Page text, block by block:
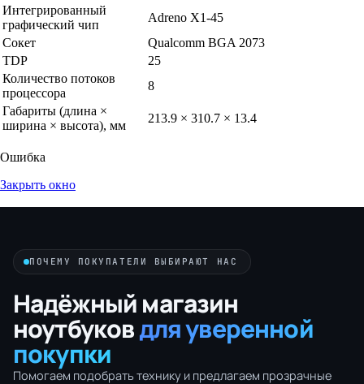
Интегрированный
графический чип
Adreno X1-45
Сокет
Qualcomm BGA 2073
TDP
25
Количество потоков
процессора
8
Габариты (длина ×
ширина × высота), мм
213.9 × 310.7 × 13.4
Ошибка
Закрыть окно
ПОЧЕМУ ПОКУПАТЕЛИ ВЫБИРАЮТ НАС
Надёжный магазин
ноутбуковдля уверенной
покупки
Помогаем подобрать технику и предлагаем прозрачные